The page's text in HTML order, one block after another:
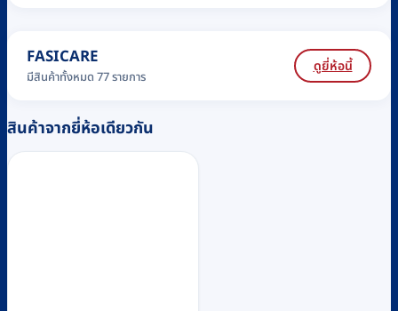
FASICARE
มีสินค้าทั้งหมด 77 รายการ
ดูยี่ห้อนี้
สินค้าจากยี่ห้อเดียวกัน